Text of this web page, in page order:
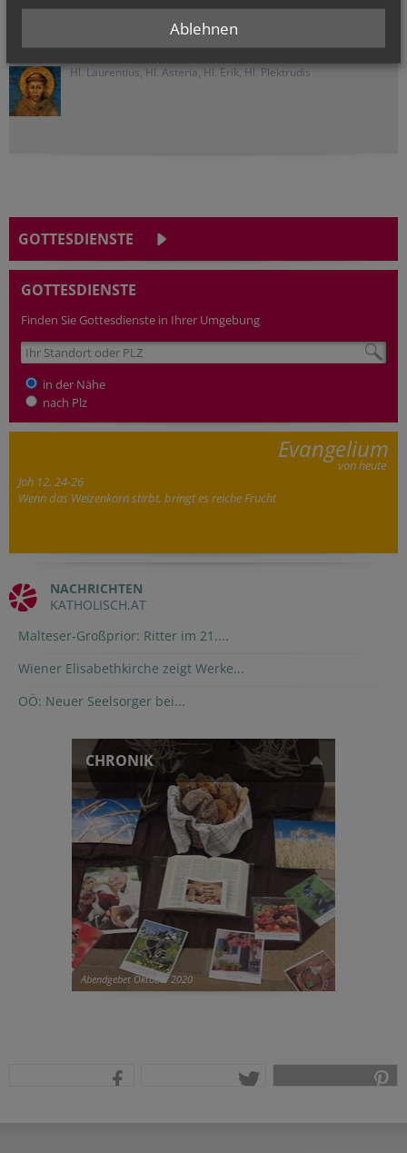
NAMENSTAGE
Hl. Laurentius, Hl. Asteria, Hl. Erik, Hl. Plektrudis
GOTTESDIENSTE
GOTTESDIENSTE
Finden Sie Gottesdienste in Ihrer Umgebung
in der Nähe
nach Plz
Evangelium
von heute
Joh 12, 24-26
Wenn das Weizenkorn stirbt, bringt es reiche Frucht
NACHRICHTEN
KATHOLISCH.AT
Malteser-Großprior: Ritter im 21....
Wiener Elisabethkirche zeigt Werke...
OÖ: Neuer Seelsorger bei...
CHRONIK
Abendgebet Oktober 2020
Ablehnen